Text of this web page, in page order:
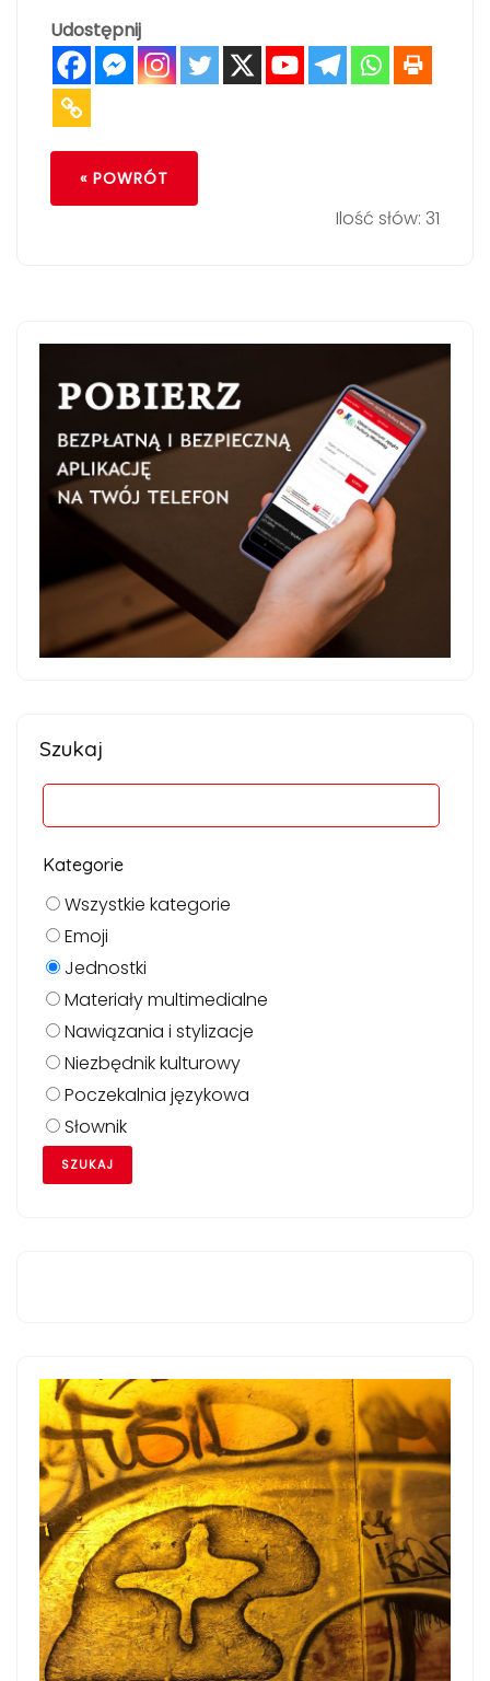
Udostępnij
« POWRÓT
Ilość słów: 31
Szukaj
Kategorie
Wszystkie kategorie
Emoji
Jednostki
Materiały multimedialne
Nawiązania i stylizacje
Niezbędnik kulturowy
Poczekalnia językowa
Słownik